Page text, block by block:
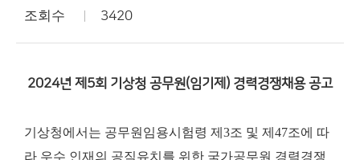
조회수 3420
2024년 제5회 기상청 공무원(임기제) 경력경쟁채용 공고
기상청에서는 공무원임용시험령 제3조 및 제47조에 따
라 우수 인재의 공직유치를 위한 국가공무원 경력경쟁